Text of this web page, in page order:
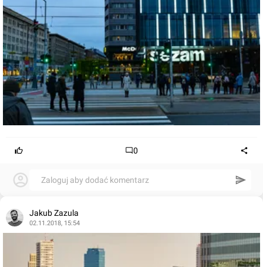
0
Zaloguj aby dodać komentarz
Jakub Zazula
02.11.2018, 15:54